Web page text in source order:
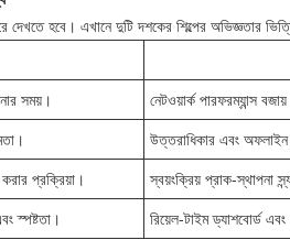
হবে। এখানে দুটি দশকের শিল্পের অভিজ্ঞতার
সময়।
নেটওয়ার্ক পারফরম্যান্স
উত্তরাধিকার এবং
প্রক্রিয়া।
স্বয়ংক্রিয় প্রাক-স্থাপনা
স্পষ্টতা।
রিয়েল-টাইম ড্যাশবোর্ড